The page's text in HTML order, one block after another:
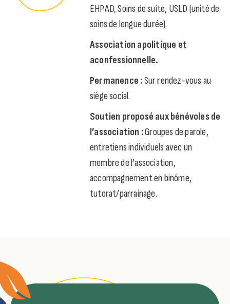
EHPAD, Soins de suite, USLD (unité de
soins de longue durée).
Association apolitique et
aconfessionnelle.
Permanence :Sur rendez-vous au
siège social.
Soutien proposé aux bénévoles de
l’association :Groupes de parole,
entretiens individuels avec un
membre de l’association,
accompagnement en binôme,
tutorat/parrainage.